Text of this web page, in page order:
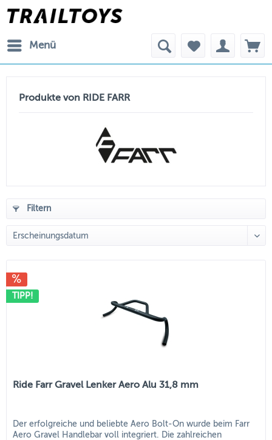
Menü
Produkte von RIDE FARR
Filtern
TIPP!
Ride Farr Gravel Lenker Aero Alu 31,8 mm
Der erfolgreiche und beliebte Aero Bolt-On wurde beim Farr
Aero Gravel Handlebar voll integriert. Die zahlreichen